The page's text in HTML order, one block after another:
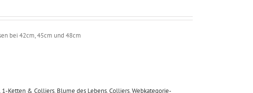
bei 42cm, 45cm und 48cm
, 1-Ketten & Colliers, Blume des Lebens,Colliers,Webkategorie-